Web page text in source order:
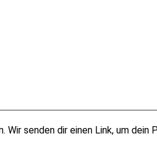
senden dir einen Link, um dein